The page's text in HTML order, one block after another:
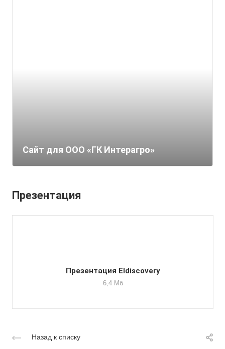
Сайт для ООО «ГК Интерагро»
Презентация
Презентация Eldiscovery
6,4 Мб
Назад к списку